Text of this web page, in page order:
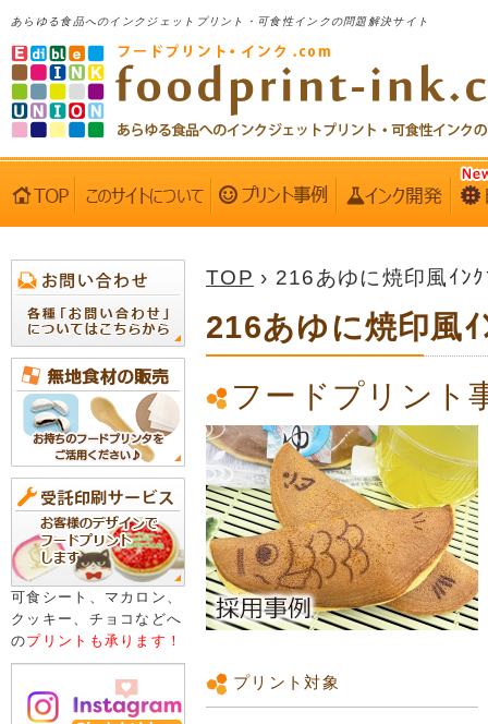
あらゆる食品へのインクジェットプリント・可食性インクの問題解決サイト
可食シート、マカロン、
クッキー、チョコなどへ
のプリントも承ります！
TOP › 216あゆに焼印風ｲﾝ
216あゆに焼印風
フードプリント
プリント対象